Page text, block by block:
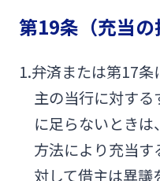
第19条（充当の
1.弁済または第17
主の当行に対する
に足らないとき
方法により充当
対して借主は異議